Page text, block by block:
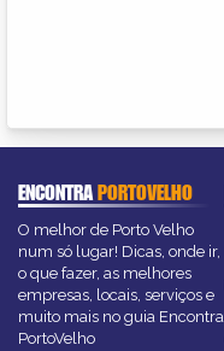
ENCONTRAPORTOVELHO
O melhor de Porto Velho
num só lugar! Dicas, onde ir,
o que fazer, as melhores
empresas, locais, serviços e
muito mais no guia Encontra
PortoVelho